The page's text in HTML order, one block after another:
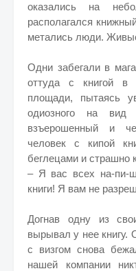
оказались на
располагался
метались люди.
Одни забегали в
оттуда с книгой в
площади, пытаясь
одиозного на вид
взъерошенный и
человек с кипой
беглецами и страшно
– Я вас всех на-пи-
книги! Я вам не
Догнав одну из
вырывал у нее книгу.
с визгом снова
нашей компании